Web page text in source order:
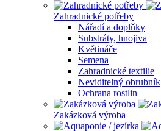
Zahradnické potřeby
Nářadí a doplňky
Substráty, hnojiva
Květináče
Semena
Zahradnické textilie
Neviditelný obrubník
Ochrana rostlin
Zakázková výroba